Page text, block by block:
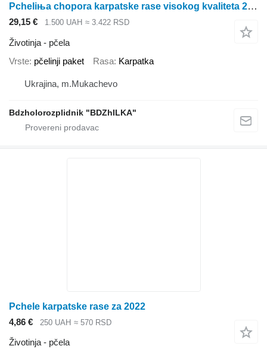
Pcheliњa chopora karpatske rase visokog kvaliteta 2021
29,15 € 1.500 UAH ≈ 3.422 RSD
Životinja - pčela
Vrste pčelinji paket Rasa Karpatka
Ukrajina, m.Mukachevo
Bdzholorozplidnik "BDZhILKA"
Pchele karpatske rase za 2022
4,86 €
250 UAH ≈ 570 RSD
Životinja - pčela